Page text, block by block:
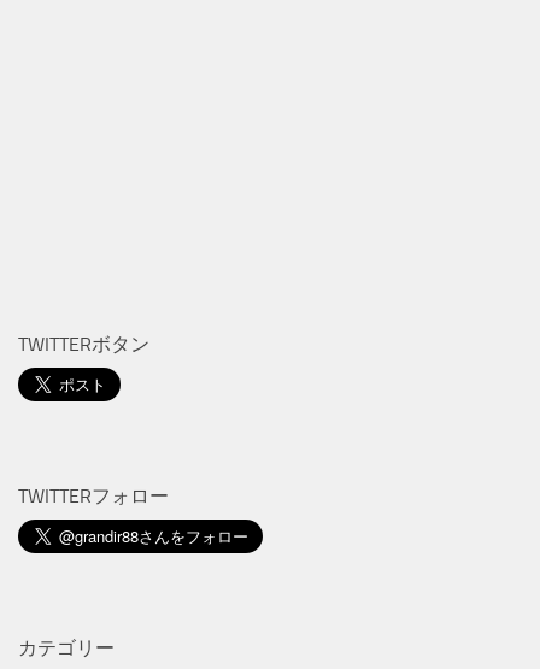
TWITTERボタン
TWITTERフォロー
カテゴリー